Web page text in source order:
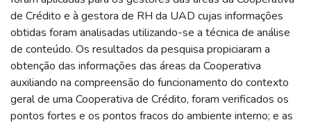
de Crédito e à gestora de RH da UAD cujas informações
obtidas foram analisadas utilizando-se a técnica de análise
de conteúdo. Os resultados da pesquisa propiciaram a
obtenção das informações das áreas da Cooperativa
auxiliando na compreensão do funcionamento do contexto
geral de uma Cooperativa de Crédito, foram verificados os
pontos fortes e os pontos fracos do ambiente interno; e as